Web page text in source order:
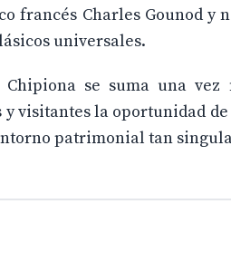
francés Charles Gounod
universales.
se suma una
y visitantes la oportunidad
patrimonial tan